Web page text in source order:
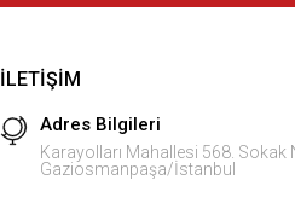
İLETIŞIM
Adres Bilgileri
Karayolları Mahallesi 568. Sokak
Gaziosmanpaşa/İstanbul